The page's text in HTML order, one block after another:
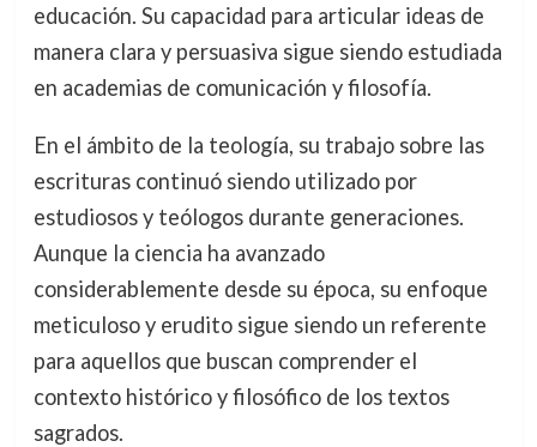
educación. Su capacidad para articular ideas de
manera clara y persuasiva sigue siendo estudiada
en academias de comunicación y filosofía.
En el ámbito de la teología, su trabajo sobre las
escrituras continuó siendo utilizado por
estudiosos y teólogos durante generaciones.
Aunque la ciencia ha avanzado
considerablemente desde su época, su enfoque
meticuloso y erudito sigue siendo un referente
para aquellos que buscan comprender el
contexto histórico y filosófico de los textos
sagrados.